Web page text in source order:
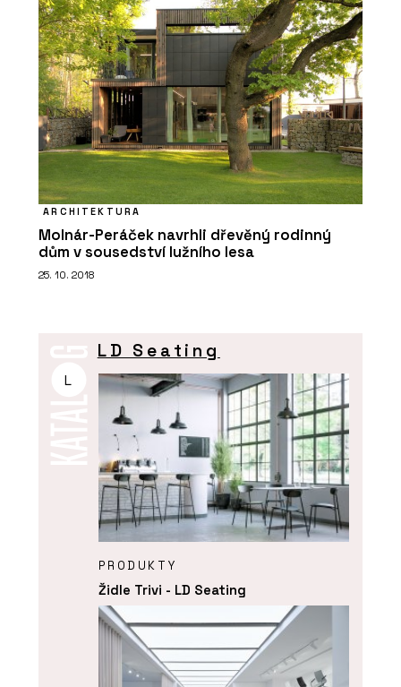
ARCHITEKTURA
Molnár-Peráček navrhli dřevěný rodinný
dům v sousedství lužního lesa
25. 10. 2018
L
LD Seating
PRODUKTY
Židle Trivi - LD Seating